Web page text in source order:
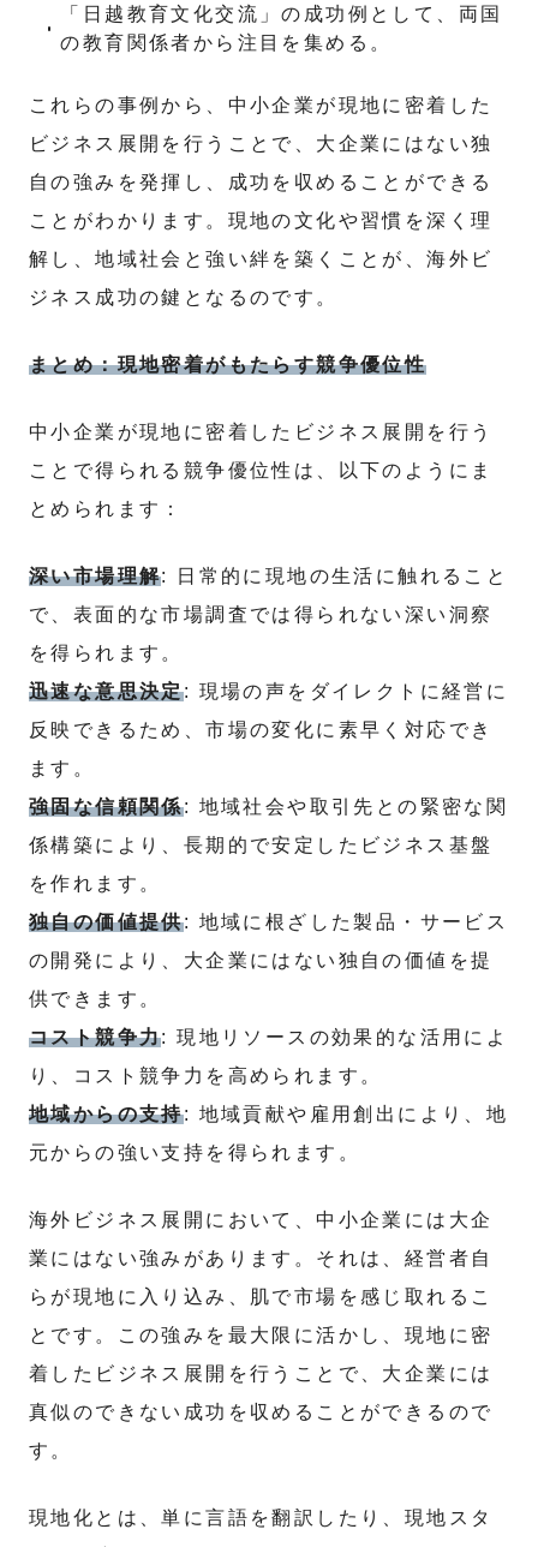
「日越教育文化交流」の成功例として、両国
の教育関係者から注目を集める。
これらの事例から、中小企業が現地に密着した
ビジネス展開を行うことで、大企業にはない独
自の強みを発揮し、成功を収めることができる
ことがわかります。現地の文化や習慣を深く理
解し、地域社会と強い絆を築くことが、海外ビ
ジネス成功の鍵となるのです。
まとめ：現地密着がもたらす競争優位性
中小企業が現地に密着したビジネス展開を行う
ことで得られる競争優位性は、以下のようにま
とめられます：
深い市場理解: 日常的に現地の生活に触れること
で、表面的な市場調査では得られない深い洞察
を得られます。
迅速な意思決定: 現場の声をダイレクトに経営に
反映できるため、市場の変化に素早く対応でき
ます。
強固な信頼関係: 地域社会や取引先との緊密な関
係構築により、長期的で安定したビジネス基盤
を作れます。
独自の価値提供: 地域に根ざした製品・サービス
の開発により、大企業にはない独自の価値を提
供できます。
コスト競争力: 現地リソースの効果的な活用によ
り、コスト競争力を高められます。
地域からの支持: 地域貢献や雇用創出により、地
元からの強い支持を得られます。
海外ビジネス展開において、中小企業には大企
業にはない強みがあります。それは、経営者自
らが現地に入り込み、肌で市場を感じ取れるこ
とです。この強みを最大限に活かし、現地に密
着したビジネス展開を行うことで、大企業には
真似のできない成功を収めることができるので
す。
現地化とは、単に言語を翻訳したり、現地スタ